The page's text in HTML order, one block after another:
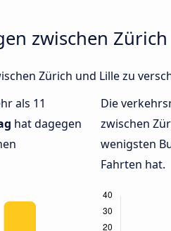
zwischen
Zürich und Lille zu
als 11
hat dagegen
Die
zwischen
wenigsten
Fahrten hat.